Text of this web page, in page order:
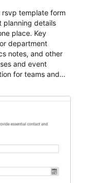
rsvp template form
planning details
place. Key
department
notes, and other
and event
for teams and